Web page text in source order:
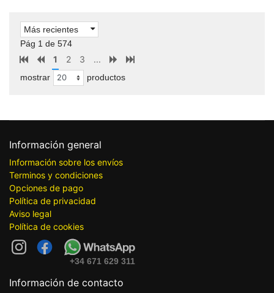
Más recientes
Pág 1 de 574
1 2 3 ...
mostrar productos
Información general
Información sobre los envíos
Terminos y condiciones
Opciones de pago
Política de privacidad
Aviso legal
Política de cookies
+34 671 629 311
Información de contacto